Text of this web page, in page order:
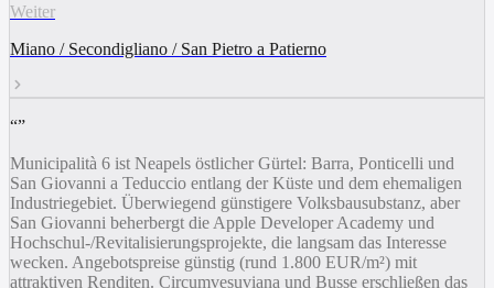
Weiter
Miano / Secondigliano / San Pietro a Patierno
“”
Municipalità 6 ist Neapels östlicher Gürtel: Barra, Ponticelli und
San Giovanni a Teduccio entlang der Küste und dem ehemaligen
Industriegebiet. Überwiegend günstigere Volksbausubstanz, aber
San Giovanni beherbergt die Apple Developer Academy und
Hochschul-/Revitalisierungsprojekte, die langsam das Interesse
wecken. Angebotspreise günstig (rund 1.800 EUR/m²) mit
attraktiven Renditen. Circumvesuviana und Busse erschließen das